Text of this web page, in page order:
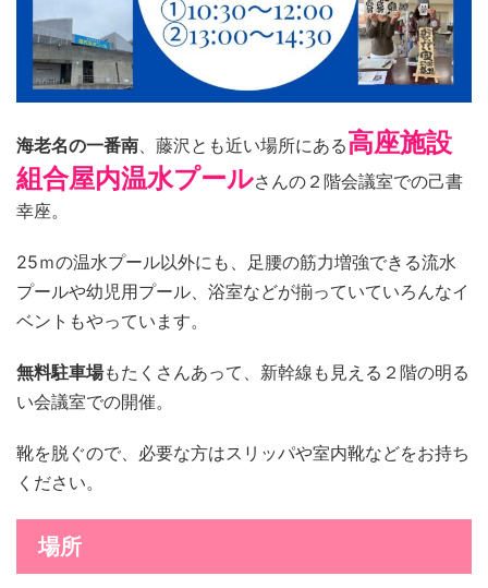
海老名の一番南、藤沢とも近い場所にある高座施設
組合屋内温水プールさんの２階会議室での己書
幸座。
25ｍの温水プール以外にも、足腰の筋力増強できる流水
プールや幼児用プール、浴室などが揃っていていろんなイ
ベントもやっています。
無料駐車場もたくさんあって、新幹線も見える２階の明る
い会議室での開催。
靴を脱ぐので、必要な方はスリッパや室内靴などをお持ち
ください。
場所